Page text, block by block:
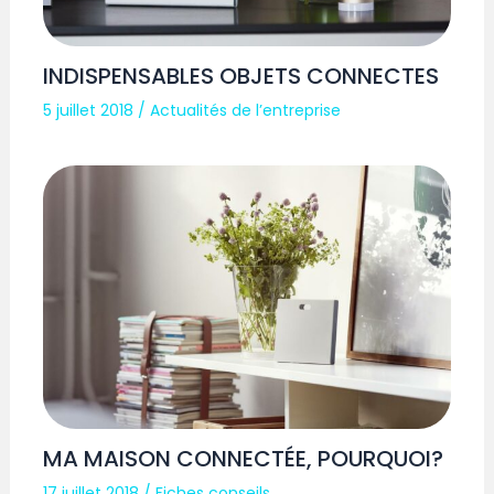
INDISPENSABLES OBJETS CONNECTES
5 juillet 2018 /Actualités de l’entreprise
MA MAISON CONNECTÉE, POURQUOI?